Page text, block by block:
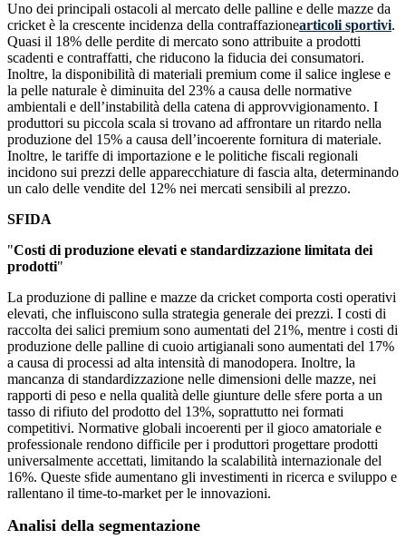
Uno dei principali ostacoli al mercato delle palline e delle mazze da
cricket è la crescente incidenza della contraffazionearticoli sportivi.
Quasi il 18% delle perdite di mercato sono attribuite a prodotti
scadenti e contraffatti, che riducono la fiducia dei consumatori.
Inoltre, la disponibilità di materiali premium come il salice inglese e
la pelle naturale è diminuita del 23% a causa delle normative
ambientali e dell’instabilità della catena di approvvigionamento. I
produttori su piccola scala si trovano ad affrontare un ritardo nella
produzione del 15% a causa dell’incoerente fornitura di materiale.
Inoltre, le tariffe di importazione e le politiche fiscali regionali
incidono sui prezzi delle apparecchiature di fascia alta, determinando
un calo delle vendite del 12% nei mercati sensibili al prezzo.
SFIDA
"Costi di produzione elevati e standardizzazione limitata dei
prodotti"
La produzione di palline e mazze da cricket comporta costi operativi
elevati, che influiscono sulla strategia generale dei prezzi. I costi di
raccolta dei salici premium sono aumentati del 21%, mentre i costi di
produzione delle palline di cuoio artigianali sono aumentati del 17%
a causa di processi ad alta intensità di manodopera. Inoltre, la
mancanza di standardizzazione nelle dimensioni delle mazze, nei
rapporti di peso e nella qualità delle giunture delle sfere porta a un
tasso di rifiuto del prodotto del 13%, soprattutto nei formati
competitivi. Normative globali incoerenti per il gioco amatoriale e
professionale rendono difficile per i produttori progettare prodotti
universalmente accettati, limitando la scalabilità internazionale del
16%. Queste sfide aumentano gli investimenti in ricerca e sviluppo e
rallentano il time-to-market per le innovazioni.
Analisi della segmentazione